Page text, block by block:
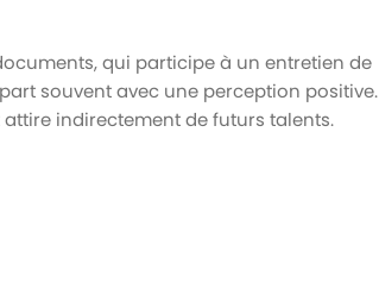
qui participe à un entretien de
souvent avec une perception positive.
attire indirectement de futurs talents.